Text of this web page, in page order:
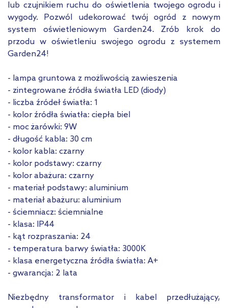
lub czujnikiem ruchu do oświetlenia twojego ogrodu i
wygody. Pozwól udekorować twój ogród z nowym
system oświetleniowym Garden24. Zrób krok do
przodu w oświetleniu swojego ogrodu z systemem
Garden24!
- lampa gruntowa z możliwością zawieszenia
- zintegrowane źródła światła LED (diody)
- liczba źródeł światła: 1
- kolor źródła światła: ciepła biel
- moc żarówki: 9W
- długość kabla: 30 cm
- kolor kabla: czarny
- kolor podstawy: czarny
- kolor abażura: czarny
- materiał podstawy: aluminium
- materiał abażuru: aluminium
- ściemniacz: ściemnialne
- klasa: IP44
- kąt rozpraszania: 24
- temperatura barwy światła: 3000K
- klasa energetyczna źródła światła: A+
- gwarancja: 2 lata
Niezbędny transformator i kabel przedłużający,